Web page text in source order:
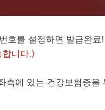
호를 설정하면 발급완료!
니다.)
측에 있는 건강보험증을